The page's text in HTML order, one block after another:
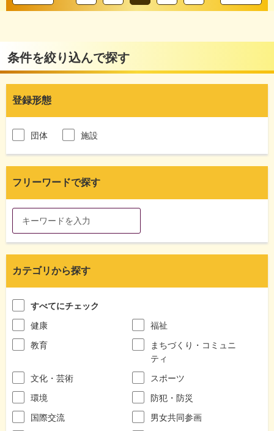
条件を絞り込んで探す
登録形態
団体 施設
フリーワードで探す
カテゴリから探す
すべてにチェック
健康
福祉
教育
まちづくり・コミュニ
ティ
文化・芸術
スポーツ
環境
防犯・防災
国際交流
男女共同参画